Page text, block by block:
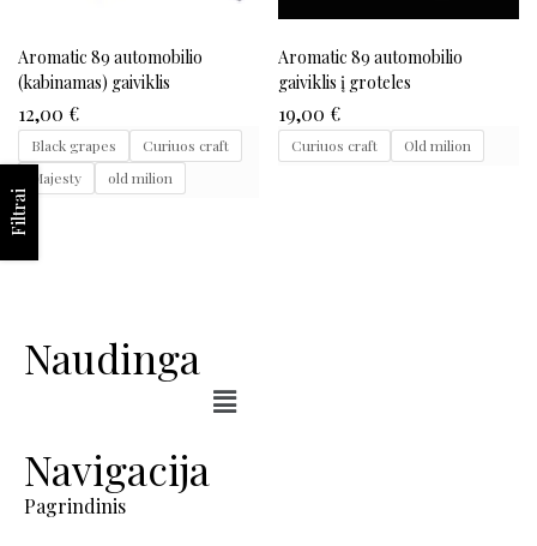
Filtrai
Aromatic 89 automobilio
(kabinamas) gaiviklis
12,00 €
Black grapes
Curiuos craft
Majesty
old milion
Aromatic 89 automobilio
gaiviklis į groteles
19,00 €
Curiuos craft Old milion
Naudinga
Navigacija
Pagrindinis